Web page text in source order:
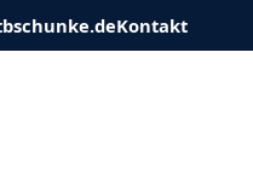
Kontakt